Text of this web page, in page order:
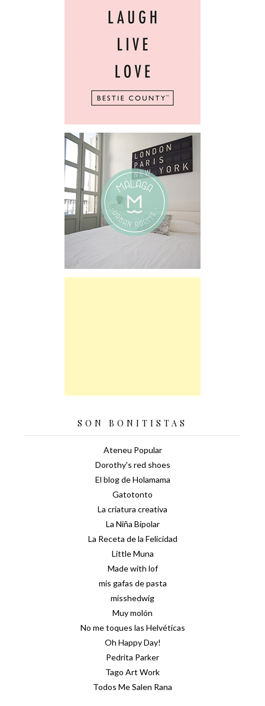
SON BONITISTAS
Ateneu Popular
Dorothy's red shoes
El blog de Holamama
Gatotonto
La criatura creativa
La Niña Bipolar
La Receta de la Felicidad
Little Muna
Made with lof
mis gafas de pasta
misshedwig
Muy molón
No me toques las Helvéticas
Oh Happy Day!
Pedrita Parker
Tago Art Work
Todos Me Salen Rana